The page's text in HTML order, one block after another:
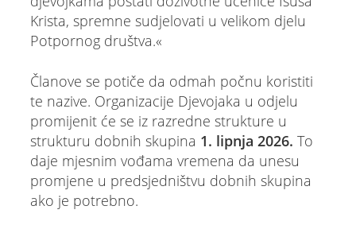
Krista, spremne sudjelovati u velikom djelu
Potpornog društva.«
Članove se potiče da odmah počnu koristiti
te nazive. Organizacije Djevojaka u odjelu
promijenit će se iz razredne strukture u
strukturu dobnih skupina 1. lipnja 2026. To
daje mjesnim vođama vremena da unesu
promjene u predsjedništvu dobnih skupina
ako je potrebno.